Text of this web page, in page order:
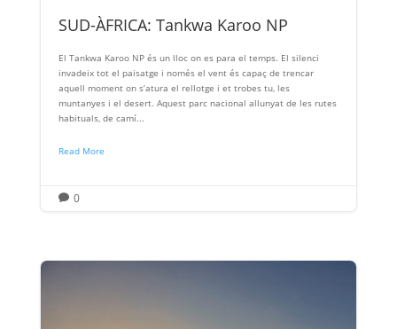
SUD-ÀFRICA: Tankwa Karoo NP
El Tankwa Karoo NP és un lloc on es para el temps. El silenci
invadeix tot el paisatge i només el vent és capaç de trencar
aquell moment on s’atura el rellotge i et trobes tu, les
muntanyes i el desert. Aquest parc nacional allunyat de les rutes
habituals, de camí...
Read More
 0